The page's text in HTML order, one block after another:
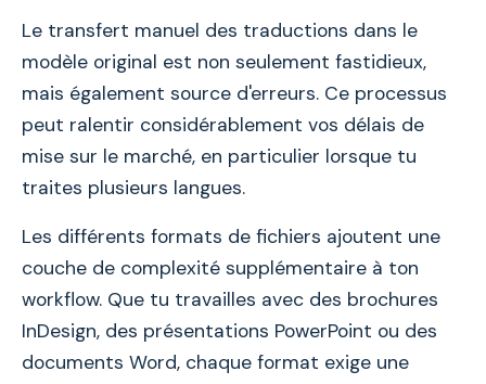
Le transfert manuel des traductions dans le
modèle original est non seulement fastidieux,
mais également source d'erreurs. Ce processus
peut ralentir considérablement vos délais de
mise sur le marché, en particulier lorsque tu
traites plusieurs langues.
Les différents formats de fichiers ajoutent une
couche de complexité supplémentaire à ton
workflow. Que tu travailles avec des brochures
InDesign, des présentations PowerPoint ou des
documents Word, chaque format exige une